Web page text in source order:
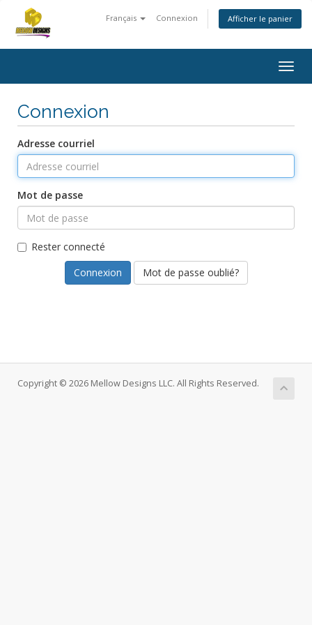
Français Connexion Afficher le panier
Connexion
Adresse courriel
Mot de passe
Rester connecté
Mot de passe oublié?
Copyright © 2026 Mellow Designs LLC. All Rights Reserved.